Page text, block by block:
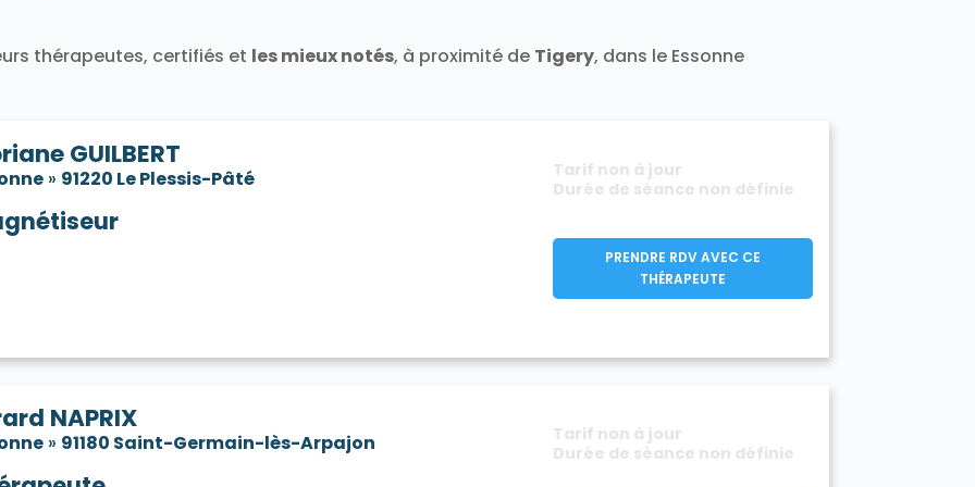
Vayres-sur-Essonne 91820 Verrières-le-Buisson 91370
Vert-le-Grand 91810
sur-Seine 91270 Villabé 91100 Villebon-sur-Yvette 91140 Villeconin 91580
Villejust 91140
thérapeutes, certifiés et les mieux notés, à proximité de Tigery, dans le Essonne
GUILBERT
» 91220 Le Plessis-Pâté
Tarif non à jour
Durée de séance non définie
PRENDRE RDV AVEC CE
THÉRAPEUTE
NAPRIX
» 91180 Saint-Germain-lès-Arpajon
Tarif non à jour
Durée de séance non définie